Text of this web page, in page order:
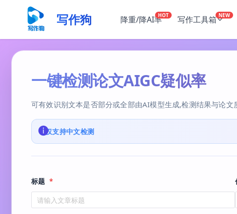
写作狗 降重/降AI率HOT 写作工具箱 NEW
一键检测论文AIGC疑似率
可有效识别文本是否部分或全部由AI模型生成,检测结果与论
ℹ️ 仅支持中文检测
标题 *
请输入文章标题